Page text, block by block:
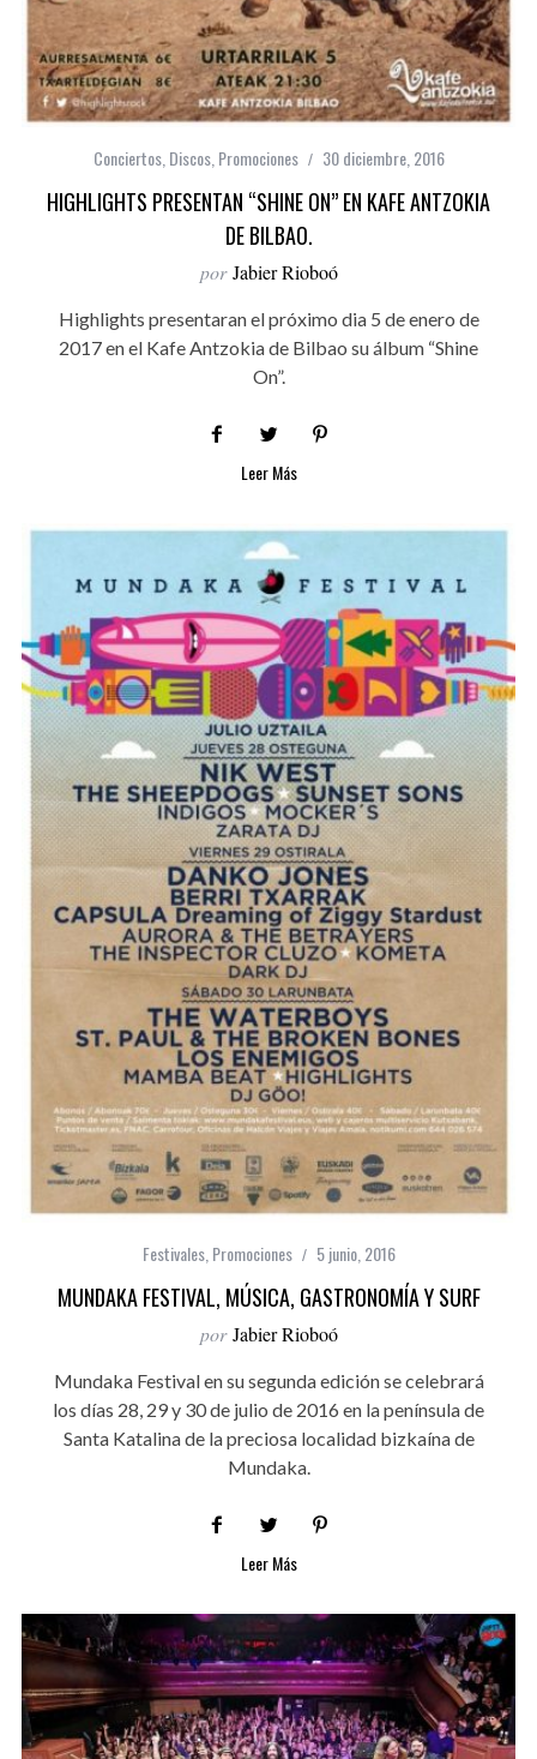
Conciertos, Discos, Promociones 30 diciembre, 2016
HIGHLIGHTS PRESENTAN “SHINE ON” EN KAFE ANTZOKIA
DE BILBAO.
por Jabier Rioboó
Highlights presentaran el próximo dia 5 de enero de
2017 en el Kafe Antzokia de Bilbao su álbum “Shine
On”.
Leer Más
Festivales, Promociones 5 junio, 2016
MUNDAKA FESTIVAL, MÚSICA, GASTRONOMÍA Y SURF
por Jabier Rioboó
Mundaka Festival en su segunda edición se celebrará
los días 28, 29 y 30 de julio de 2016 en la península de
Santa Katalina de la preciosa localidad bizkaína de
Mundaka.
Leer Más